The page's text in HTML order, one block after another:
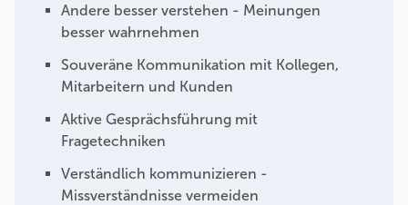
Andere besser verstehen - Meinungen
besser wahrnehmen
Souveräne Kommunikation mit Kollegen,
Mitarbeitern und Kunden
Aktive Gesprächsführung mit
Fragetechniken
Verständlich kommunizieren -
Missverständnisse vermeiden